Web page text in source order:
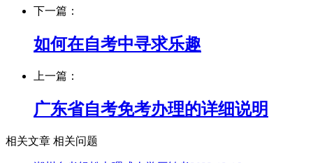
下一篇：
如何在自考中寻求乐趣
上一篇：
广东省自考免考办理的详细说明
相关文章 相关问题